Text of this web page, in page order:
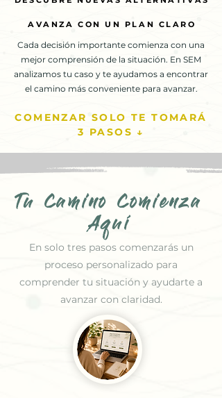
AVANZA CON UN PLAN CLARO
AVANZA CON UN PLAN CLARO
Cada decisión importante comienza con una
mejor comprensión de la situación. En SEM
analizamos tu caso y te ayudamos a encontrar
el camino más conveniente para avanzar.
COMENZAR SOLO TE TOMARÁ
3 PASOS ↓
Tu Camino Comienza
Aquí
En solo tres pasos comenzarás un
proceso personalizado para
comprender tu situación y ayudarte a
avanzar con claridad.